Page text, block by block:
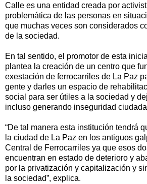
Calle es una entidad creada por
problemática de las personas en
que muchas veces son considerados
de la sociedad.
En tal sentido, el promotor de esta
plantea la creación de un centro que
exestación de ferrocarriles de La Paz
gente y darles un espacio de
social para ser útiles a la sociedad y
incluso generando inseguridad
“De tal manera esta institución tendrá
la ciudad de La Paz en los antiguos
Central de Ferrocarriles ya que esos
encuentran en estado de deterioro y
por la privatización y capitalización y
la sociedad”, explica.